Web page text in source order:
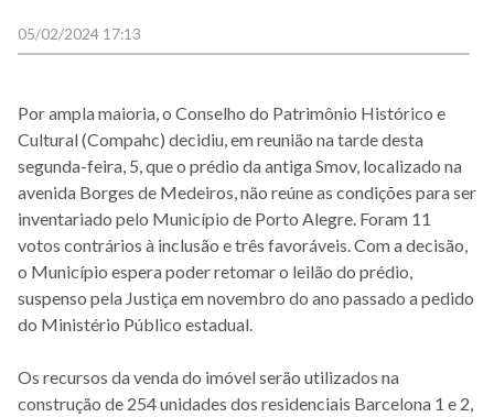
05/02/2024 17:13
Por ampla maioria, o Conselho do Patrimônio Histórico e
Cultural (Compahc) decidiu, em reunião na tarde desta
segunda-feira, 5, que o prédio da antiga Smov, localizado na
avenida Borges de Medeiros, não reúne as condições para ser
inventariado pelo Município de Porto Alegre. Foram 11
votos contrários à inclusão e três favoráveis. Com a decisão,
o Município espera poder retomar o leilão do prédio,
suspenso pela Justiça em novembro do ano passado a pedido
do Ministério Público estadual.
Os recursos da venda do imóvel serão utilizados na
construção de 254 unidades dos residenciais Barcelona 1 e 2,